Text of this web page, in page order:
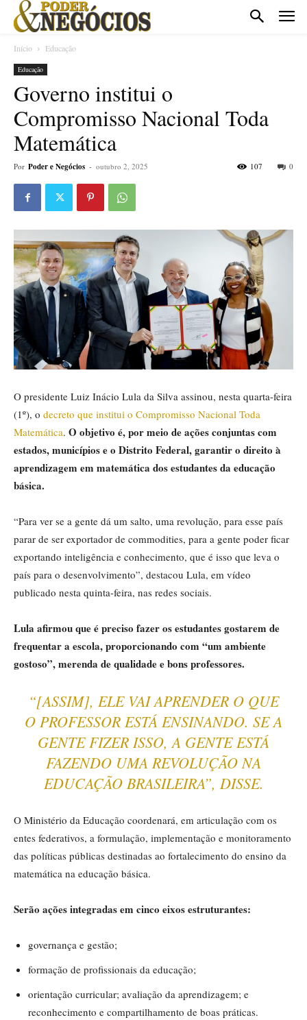
Início Educação
Educação
Governo institui o
Compromisso Nacional Toda
Matemática
Por Poder e Negócios - outubro 2, 2025 0
107
O presidente Luiz Inácio Lula da Silva assinou, nesta quarta-feira
(1º), o decreto que institui o Compromisso Nacional Toda
Matemática. O objetivo é, por meio de ações conjuntas com
estados, municípios e o Distrito Federal, garantir o direito à
aprendizagem em matemática dos estudantes da educação
básica.
“Para ver se a gente dá um salto, uma revolução, para esse país
parar de ser exportador de commodities, para a gente poder ficar
exportando inteligência e conhecimento, que é isso que leva o
país para o desenvolvimento”, destacou Lula, em vídeo
publicado nesta quinta-feira, nas redes sociais.
Lula afirmou que é preciso fazer os estudantes gostarem de
frequentar a escola, proporcionando com “um ambiente
gostoso”, merenda de qualidade e bons professores.
“[ASSIM], ELE VAI APRENDER O QUE
O PROFESSOR ESTÁ ENSINANDO. SE A
GENTE FIZER ISSO, A GENTE ESTÁ
FAZENDO UMA REVOLUÇÃO NA
EDUCAÇÃO BRASILEIRA”, DISSE.
O Ministério da Educação coordenará, em articulação com os
entes federativos, a formulação, implementação e monitoramento
das políticas públicas destinadas ao fortalecimento do ensino da
matemática na educação básica.
Serão ações integradas em cinco eixos estruturantes:
governança e gestão;
formação de profissionais da educação;
orientação curricular; avaliação da aprendizagem; e
reconhecimento e compartilhamento de boas práticas.